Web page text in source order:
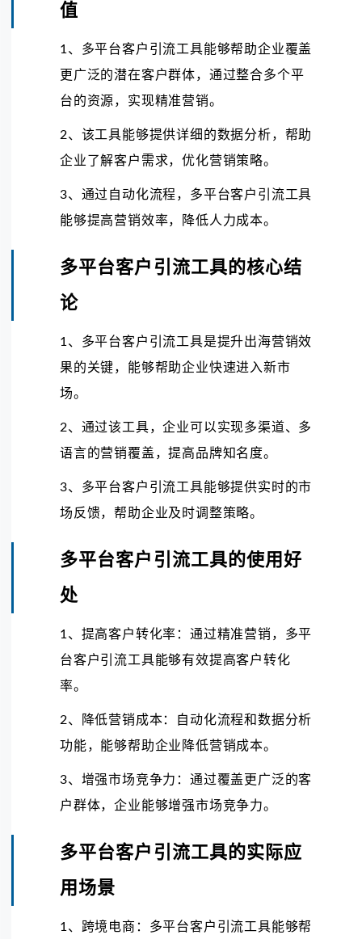
值
1、多平台客户引流工具能够帮助企业覆盖
更广泛的潜在客户群体，通过整合多个平
台的资源，实现精准营销。
2、该工具能够提供详细的数据分析，帮助
企业了解客户需求，优化营销策略。
3、通过自动化流程，多平台客户引流工具
能够提高营销效率，降低人力成本。
多平台客户引流工具的核心结
论
1、多平台客户引流工具是提升出海营销效
果的关键，能够帮助企业快速进入新市
场。
2、通过该工具，企业可以实现多渠道、多
语言的营销覆盖，提高品牌知名度。
3、多平台客户引流工具能够提供实时的市
场反馈，帮助企业及时调整策略。
多平台客户引流工具的使用好
处
1、提高客户转化率：通过精准营销，多平
台客户引流工具能够有效提高客户转化
率。
2、降低营销成本：自动化流程和数据分析
功能，能够帮助企业降低营销成本。
3、增强市场竞争力：通过覆盖更广泛的客
户群体，企业能够增强市场竞争力。
多平台客户引流工具的实际应
用场景
1、跨境电商：多平台客户引流工具能够帮